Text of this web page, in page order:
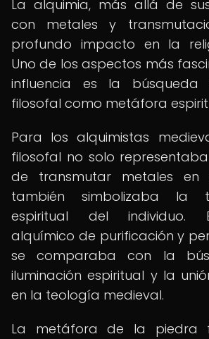
La alquimia, más allá de
con metales y
profundo impacto en la
Uno de los aspectos más
influencia es la
filosofal como metáfora
Para los alquimistas
filosofal no solo
de transmutar metales en
también simbolizaba la
espiritual del individuo.
alquímico de purificación y
se comparaba con la
iluminación espiritual y la
en la teología medieval.
La metáfora de la piedra